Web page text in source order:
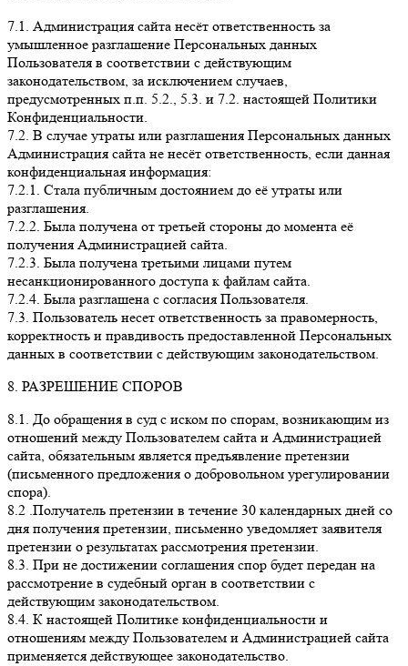
7.1. Администрация сайта несёт ответственность за
умышленное разглашение Персональных данных
Пользователя в соответствии с действующим
законодательством, за исключением случаев,
предусмотренных п.п. 5.2., 5.3. и 7.2. настоящей Политики
Конфиденциальности.
7.2. В случае утраты или разглашения Персональных данных
Администрация сайта не несёт ответственность, если данная
конфиденциальная информация:
7.2.1. Стала публичным достоянием до её утраты или
разглашения.
7.2.2. Была получена от третьей стороны до момента её
получения Администрацией сайта.
7.2.3. Была получена третьими лицами путем
несанкционированного доступа к файлам сайта.
7.2.4. Была разглашена с согласия Пользователя.
7.3. Пользователь несет ответственность за правомерность,
корректность и правдивость предоставленной Персональных
данных в соответствии с действующим законодательством.
8. РАЗРЕШЕНИЕ СПОРОВ
8.1. До обращения в суд с иском по спорам, возникающим из
отношений между Пользователем сайта и Администрацией
сайта, обязательным является предъявление претензии
(письменного предложения о добровольном урегулировании
спора).
8.2 .Получатель претензии в течение 30 календарных дней со
дня получения претензии, письменно уведомляет заявителя
претензии о результатах рассмотрения претензии.
8.3. При не достижении соглашения спор будет передан на
рассмотрение в судебный орган в соответствии с
действующим законодательством.
8.4. К настоящей Политике конфиденциальности и
отношениям между Пользователем и Администрацией сайта
применяется действующее законодательство.